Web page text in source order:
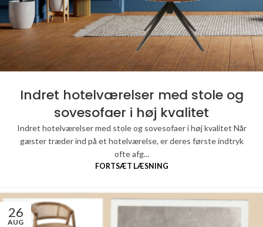
Indret hotelværelser med stole og
sovesofaer i høj kvalitet
Indret hotelværelser med stole og sovesofaer i høj kvalitet Når
gæster træder ind på et hotelværelse, er deres første indtryk
ofte afg...
FORTSÆT LÆSNING
26
AUG